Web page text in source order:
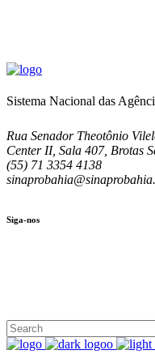
Sistema Nacional das
Rua Senador Theotônio
Center II, Sala 407, Brotas
(55) 71 3354 4138
Siga-nos